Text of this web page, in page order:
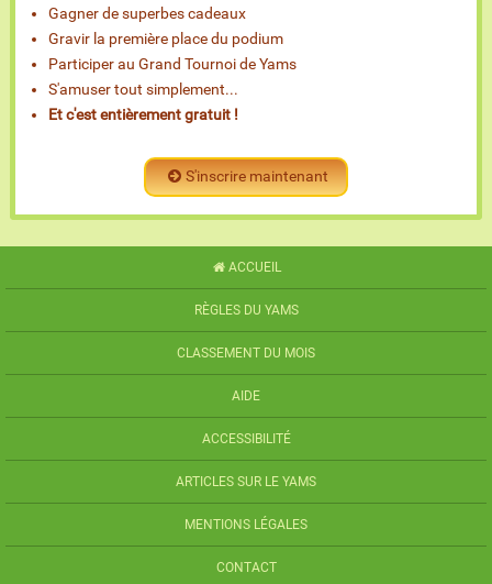
Gagner de superbes cadeaux
Gravir la première place du podium
Participer au Grand Tournoi de Yams
S'amuser tout simplement...
Et c'est entièrement gratuit !
S'inscrire maintenant
ACCUEIL
RÈGLES DU YAMS
CLASSEMENT DU MOIS
AIDE
ACCESSIBILITÉ
ARTICLES SUR LE YAMS
MENTIONS LÉGALES
CONTACT